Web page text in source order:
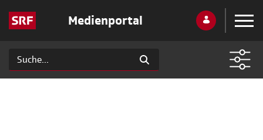
Medienportal